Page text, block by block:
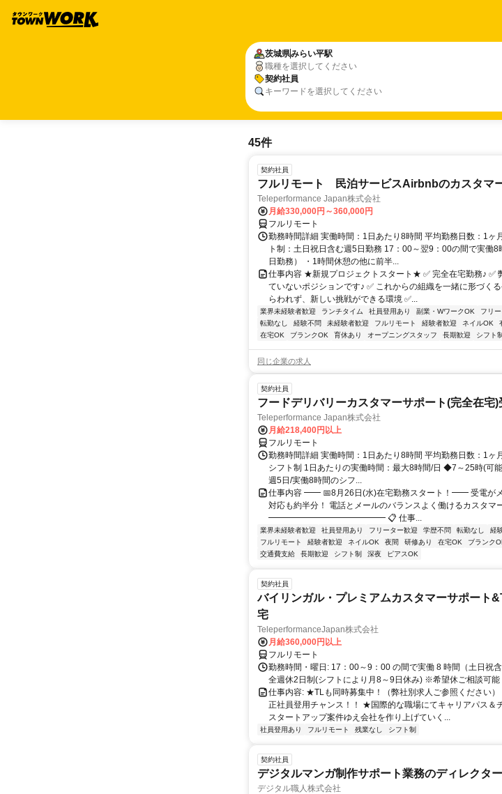
茨城県みらい平駅
職種を選択してください
契約社員
キーワードを選択してください
45件
契約社員
フルリモート 民泊サービスAirbnbのカスタマ
Teleperformance Japan株式会社
月給330,000円～360,000円
フルリモート
勤務時間詳細 実働時間：1日あたり8時間 平均勤務日数：1ヶ
ト制：土日祝日含む週5日勤務 17：00～翌9：00の間で実働
日勤務） ・1時間休憩の他に前半...
仕事内容 ★新規プロジェクトスタート★ ✅ 完全在宅勤務♪ ✅
ていないポジションです♪ ✅ これからの組織を一緒に形づく
らわれず、新しい挑戦ができる環境 ✅...
業界未経験者歓迎 ランチタイム 社員登用あり 副業・WワークOK フリ
転勤なし
経験不問 未経験者歓迎 フルリモート 経験者歓迎 ネイルOK
在宅OK
ブランクOK 育休あり オープニングスタッフ 長期歓迎 シフト制
同じ企業の求人
契約社員
フードデリバリーカスタマーサポート(完全在宅)
Teleperformance Japan株式会社
月給218,400円以上
フルリモート
勤務時間詳細 実働時間：1日あたり8時間 平均勤務日数：1ヶ
シフト制 1日あたりの実働時間：最大8時間/日 ◆7～25時(可
週5日/実働8時間のシフ...
仕事内容 ━━ 📅8月26日(水)在宅勤務スタート！━━ 受電が
対応も約半分！ 電話とメールのバランスよく働けるカスタマ
━━━━━━━━━━━━━━ 📋 仕事...
業界未経験者歓迎 社員登用あり フリーター歓迎 学歴不問 転勤なし 経
フルリモート
経験者歓迎 ネイルOK 夜間 研修あり 在宅OK ブランク
交通費支給
長期歓迎 シフト制 深夜 ピアスOK
契約社員
バイリンガル・プレミアムカスタマーサポート
宅
TeleperformanceJapan株式会社
月給360,000円以上
フルリモート
勤務時間・曜日: 17：00～9：00 の間で実働 8 時間（土日祝
全週休2日制(シフトにより月8～9日休み) ※希望休ご相談可能
仕事内容: ★TLも同時募集中！（弊社別求人ご参照ください
正社員登用チャンス！！ ★国際的な職場にてキャリアパス＆
スタートアップ案件ゆえ会社を作り上げていく...
社員登用あり フルリモート 残業なし シフト制
契約社員
デジタルマンガ制作サポート業務のディレクター
デジタル職人株式会社